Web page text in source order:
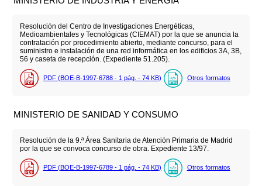
Resolución del Centro de Investigaciones Energéticas,
Medioambientales y Tecnológicas (CIEMAT) por la que se anuncia la
contratación por procedimiento abierto, mediante concurso, para el
suministro e instalación de una red informática en los edificios 3A, 3B,
56 y caseta de recepción. (Expediente 51.205).
PDF (BOE-B-1997-6788 - 1 pág. - 74 KB) Otros formatos
MINISTERIO DE SANIDAD Y CONSUMO
Resolución de la 9.ª Área Sanitaria de Atención Primaria de Madrid
por la que se convoca concurso de obra. Expediente 13/97.
PDF (BOE-B-1997-6789 - 1 pág. - 74 KB) Otros formatos